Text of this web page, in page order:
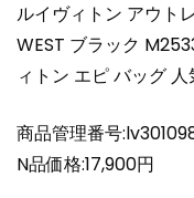
ト
WEST
ブ
ッ
ク
ルイヴィトン アウト
WEST ブラック
ィトン エピ バッグ 人
商品管理番号
N品価格:17,900円